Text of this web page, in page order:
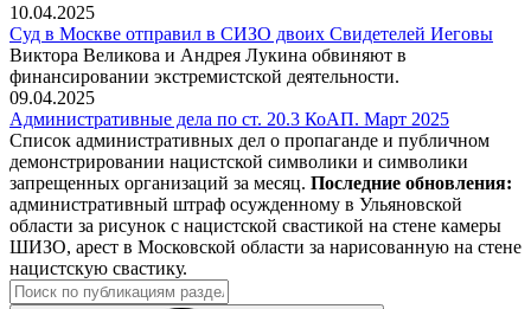
10.04.2025
Суд в Москве отправил в СИЗО двоих Свидетелей Иеговы
Виктора Великова и Андрея Лукина обвиняют в
финансировании экстремистской деятельности.
09.04.2025
Административные дела по ст. 20.3 КоАП. Март 2025
Список административных дел о пропаганде и публичном
демонстрировании нацистской символики и символики
запрещенных организаций за месяц. Последние обновления:
административный штраф осужденному в Ульяновской
области за рисунок с нацистской свастикой на стене камеры
ШИЗО, арест в Московской области за нарисованную на стене
нацистскую свастику.